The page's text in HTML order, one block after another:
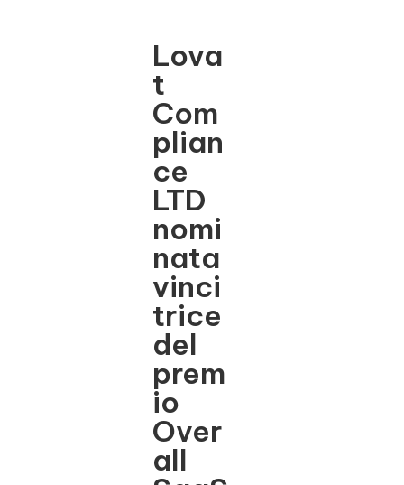
Lova
t
Com
plian
ce
LTD
nomi
nata
vinci
trice
del
prem
io
Over
all